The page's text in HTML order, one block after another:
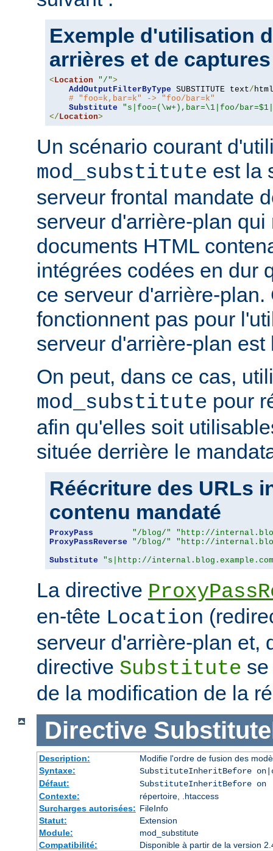
Exemple d'utilisation
arrières et de captures
< Location "/">
AddOutputFilterByType SUBSTITUTE text/ html
# "foo=k,bar=k" -> "foo/bar=k"
Substitute
"s|foo=(\w+),bar=\1|foo/
</ Location>
Un scénario courant
mod_substitute est la
serveur frontal mandate
serveur d'arrière-plan qui
documents HTML
intégrées codées en dur
ce serveur d'arrière-
fonctionnent pas pour
serveur d'arrière-plan est
On peut, dans ce cas,
mod_substitute pour
afin qu'elles soit
située derrière le
Réécriture des URLs
contenu mandaté
ProxyPass "/blog/"
"http://
ProxyPassReverse
"/blog/"
"http://
Substitute
"s|http://
La directive
en-tête Location
serveur d'arrière-plan et,
directive Substitute
de la modification de la
Directive
Description:
Modifie l'ordre de fusion des
Syntaxe:
SubstituteInheritBefore
Défaut:
SubstituteInheritBefore on
Contexte:
répertoire, .htaccess
Surcharges autorisées: FileInfo
Statut:
Extension
Module:
mod_substitute
Compatibilité:
Disponible à partir de la version